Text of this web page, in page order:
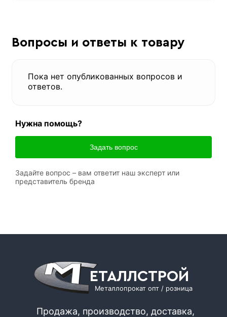
Вопросы и ответы к товару
Пока нет опубликованных вопросов и
ответов.
Нужна помощь?
Задать вопрос
Задайте вопрос – вам ответит наш эксперт или
представитель бренда
ЕТАЛЛСТРОЙ
Металлопрокат опт / розница
Продажа, производство, доставка,